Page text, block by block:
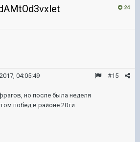
24
#15
04:05:49
но после была неделя
побед в районе 20ти